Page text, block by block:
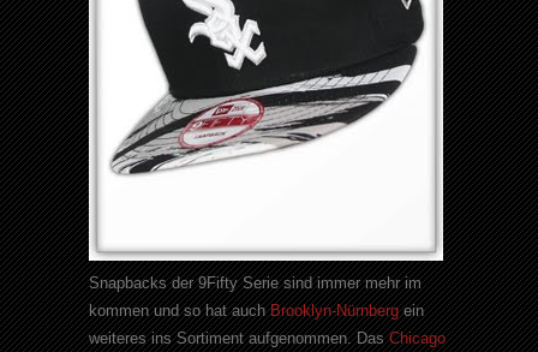
Snapbacks der 9Fifty Serie sind immer mehr im
kommen und so hat auchBrooklyn-Nürnbergein
weiteres ins Sortiment aufgenommen. DasChicago